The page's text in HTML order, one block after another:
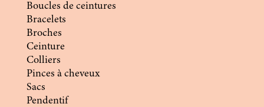
Boucles de ceintures
Bracelets
Broches
Ceinture
Colliers
Pinces à cheveux
Sacs
Pendentif